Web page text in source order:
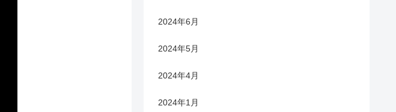
2024年6月
2024年5月
2024年4月
2024年1月